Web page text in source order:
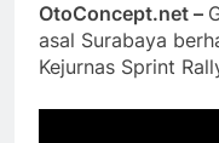
OtoConcept.net –
asal Surabaya
Kejurnas Sprint